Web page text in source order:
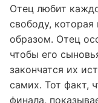
Отец любит
свободу,
образом. Отец
чтобы его
закончатся их
самих. Тот факт,
финала,